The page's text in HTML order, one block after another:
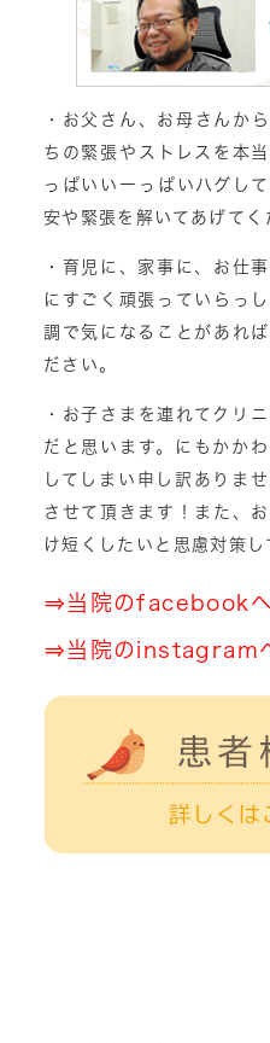
・お父さん、お母さんか
ちの緊張やストレスを本
っぱいいーっぱいハグし
安や緊張を解いてあげてく
・育児に、家事に、お仕
にすごく頑張っていらっ
調で気になることがあれ
ださい。
・お子さまを連れてクリ
だと思います。にもかか
してしまい申し訳ありま
させて頂きます！また、
け短くしたいと思慮対策し
⇒当院のfacebookへ
⇒当院のinstagram